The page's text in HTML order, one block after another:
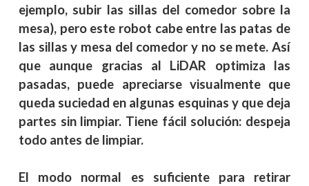
ejemplo, subir las sillas del comedor sobre la
mesa), pero este robot cabe entre las patas de
las sillas y mesa del comedor y no se mete. Así
que aunque gracias al LiDAR optimiza las
pasadas, puede apreciarse visualmente que
queda suciedad en algunas esquinas y que deja
partes sin limpiar. Tiene fácil solución: despeja
todo antes de limpiar.
El modo normal es suficiente para retirar